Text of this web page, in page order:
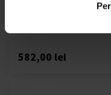
582,00 lei